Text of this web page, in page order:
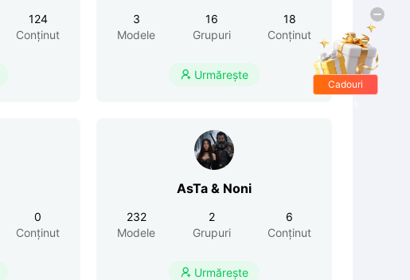
124
Conținut
3
Modele
16
Grupuri
18
Conținut
 Urmărește
0
Conținut
AsTa & Noni
232
Modele
2
Grupuri
6
Conținut
 Urmărește
Cadouri